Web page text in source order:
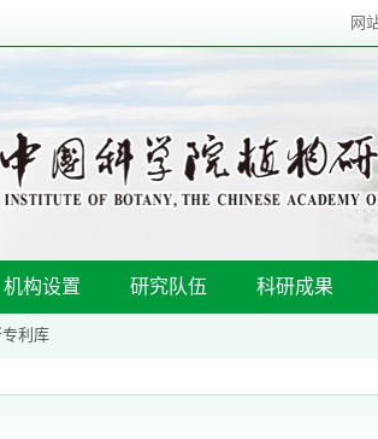
网
机构设置 研究队伍 科研成果
利库